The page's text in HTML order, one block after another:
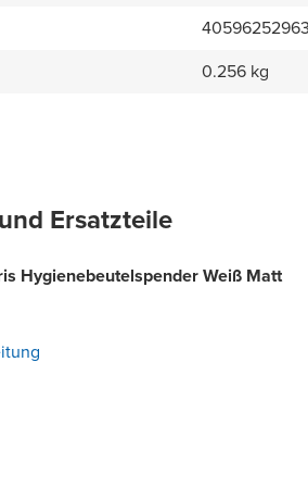
0.256 kg
Ersatzteile
Hygienebeutelspender Weiß Matt